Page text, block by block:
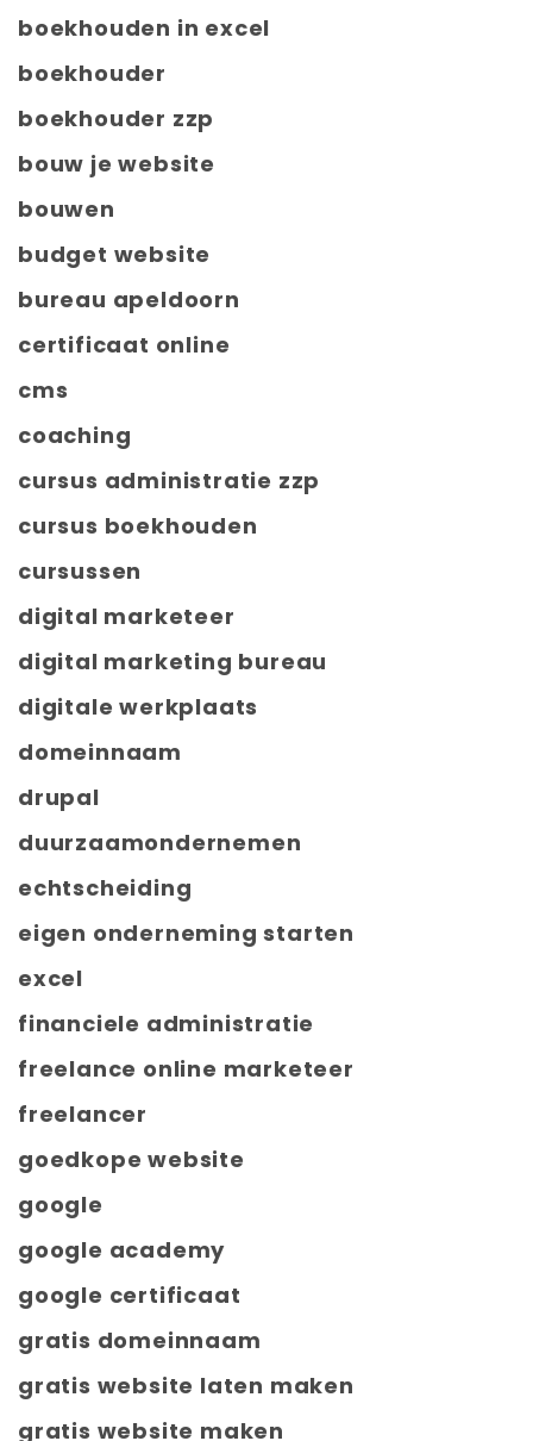
boekhouden in excel
boekhouder
boekhouder zzp
bouw je website
bouwen
budget website
bureau apeldoorn
certificaat online
cms
coaching
cursus administratie zzp
cursus boekhouden
cursussen
digital marketeer
digital marketing bureau
digitale werkplaats
domeinnaam
drupal
duurzaamondernemen
echtscheiding
eigen onderneming starten
excel
financiele administratie
freelance online marketeer
freelancer
goedkope website
google
google academy
google certificaat
gratis domeinnaam
gratis website laten maken
gratis website maken